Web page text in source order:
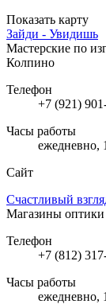
Показать карту
Зайди - Увидишь
Мастерские по
Колпино
Телефон
+7 (921)
Часы работы
ежедневно,
Сайт
Счастливый
Магазины оптики
Телефон
+7 (812)
Часы работы
ежедневно,